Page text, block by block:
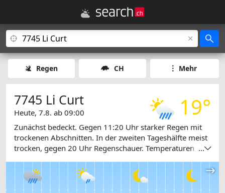
Regen CH Mehr
19°
7745 Li Curt
Heute, 7.8. ab 09:00
Zunächst bedeckt. Gegen 11:20 Uhr starker Regen mit
trockenen Abschnitten. In der zweiten Tageshälfte meist
trocken, gegen 20 Uhr Regenschauer. Temperaturen ...